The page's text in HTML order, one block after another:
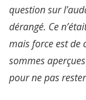
question sur
dérangé. Ce
mais force est de
sommes
pour ne pas